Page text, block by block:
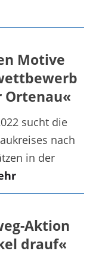
Motive
Ortenau«
sucht die
nach
in der
Aktion
drauf«